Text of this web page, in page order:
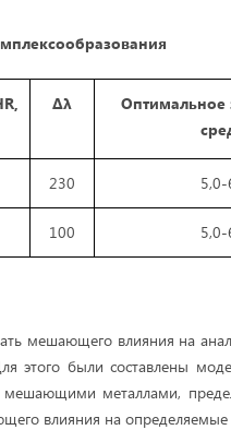
Δλ
Оптимальное
230 5,0-
100 5,0-
мешающего влияния на
этого были составлены
металлами,
влияния на определяемые